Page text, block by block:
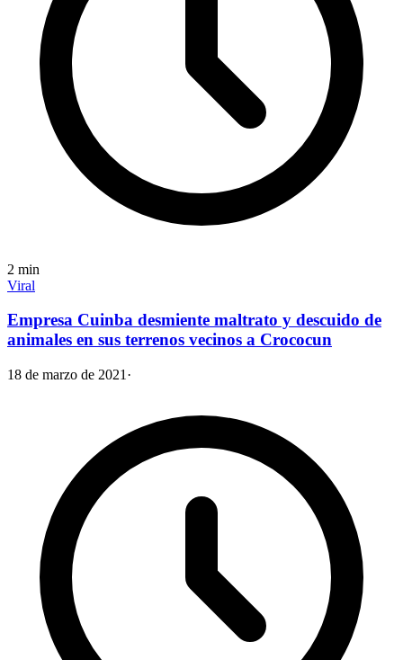
2 min
Viral
Empresa Cuinba desmiente maltrato y descuido de
animales en sus terrenos vecinos a Crococun
18 de marzo de 2021 ·